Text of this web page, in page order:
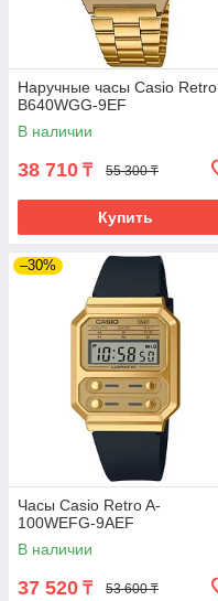
Наручные часы Casio Retro
B640WGG-9EF
В наличии
38 710 ₸ 55 300 ₸
Купить
–30%
Часы Casio Retro A-
100WEFG-9AEF
В наличии
37 520 ₸ 53 600 ₸